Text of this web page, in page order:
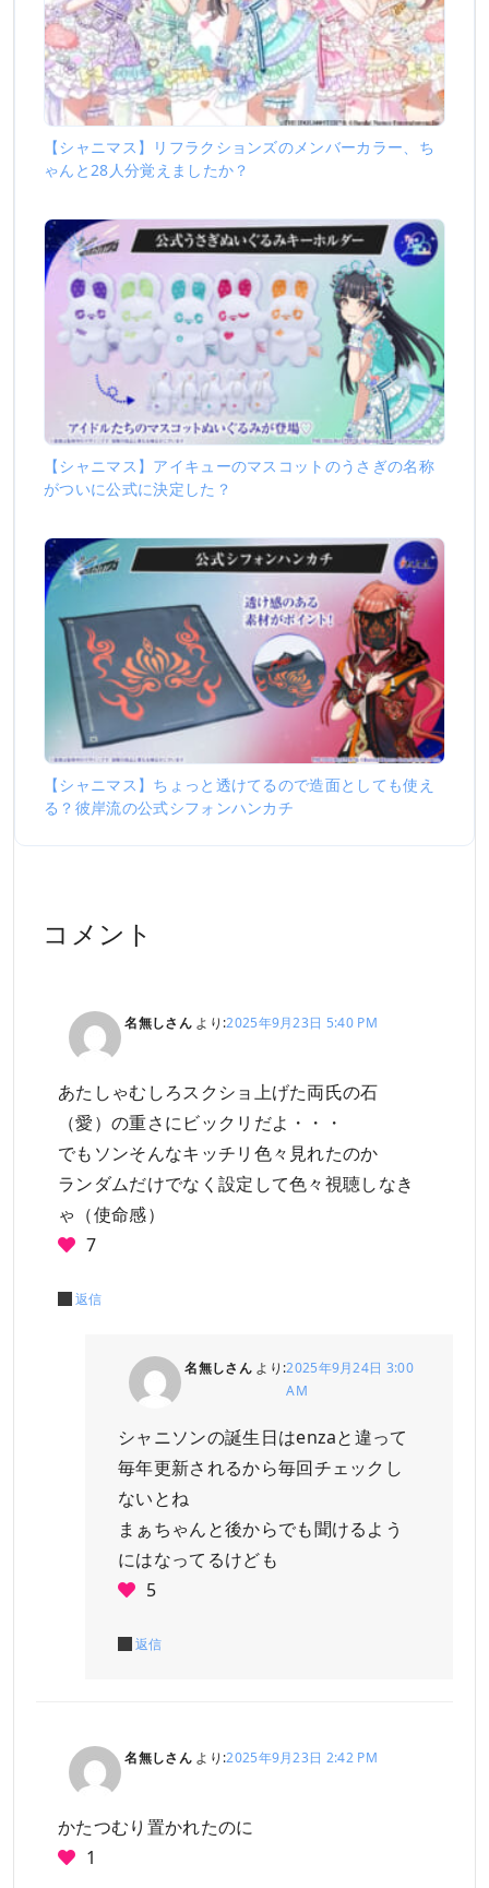
【シャニマス】リフラクションズのメンバーカラー、ち
ゃんと28人分覚えましたか？
【シャニマス】アイキューのマスコットのうさぎの名称
がついに公式に決定した？
【シャニマス】ちょっと透けてるので造面としても使え
る？彼岸流の公式シフォンハンカチ
コメント
名無しさん より:2025年9月23日 5:40 PM
あたしゃむしろスクショ上げた両氏の石
（愛）の重さにビックリだよ・・・
でもソンそんなキッチリ色々見れたのか
ランダムだけでなく設定して色々視聴しなき
ゃ（使命感）
7
返信
名無しさん より:2025年9月24日 3:00
AM
シャニソンの誕生日はenzaと違って
毎年更新されるから毎回チェックし
ないとね
まぁちゃんと後からでも聞けるよう
にはなってるけども
5
返信
名無しさん より:2025年9月23日 2:42 PM
かたつむり置かれたのに
1